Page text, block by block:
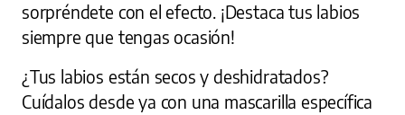
sorpréndete con el efecto. ¡Destaca tus labios
siempre que tengas ocasión!
¿Tus labios están secos y deshidratados?
Cuídalos desde ya con una mascarilla específica